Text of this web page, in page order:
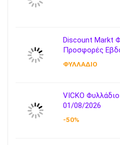
Discount Markt
Προσφορές
ΦΥΛΛΑΔΙΟ
VICKO
01/08/2026
-50%